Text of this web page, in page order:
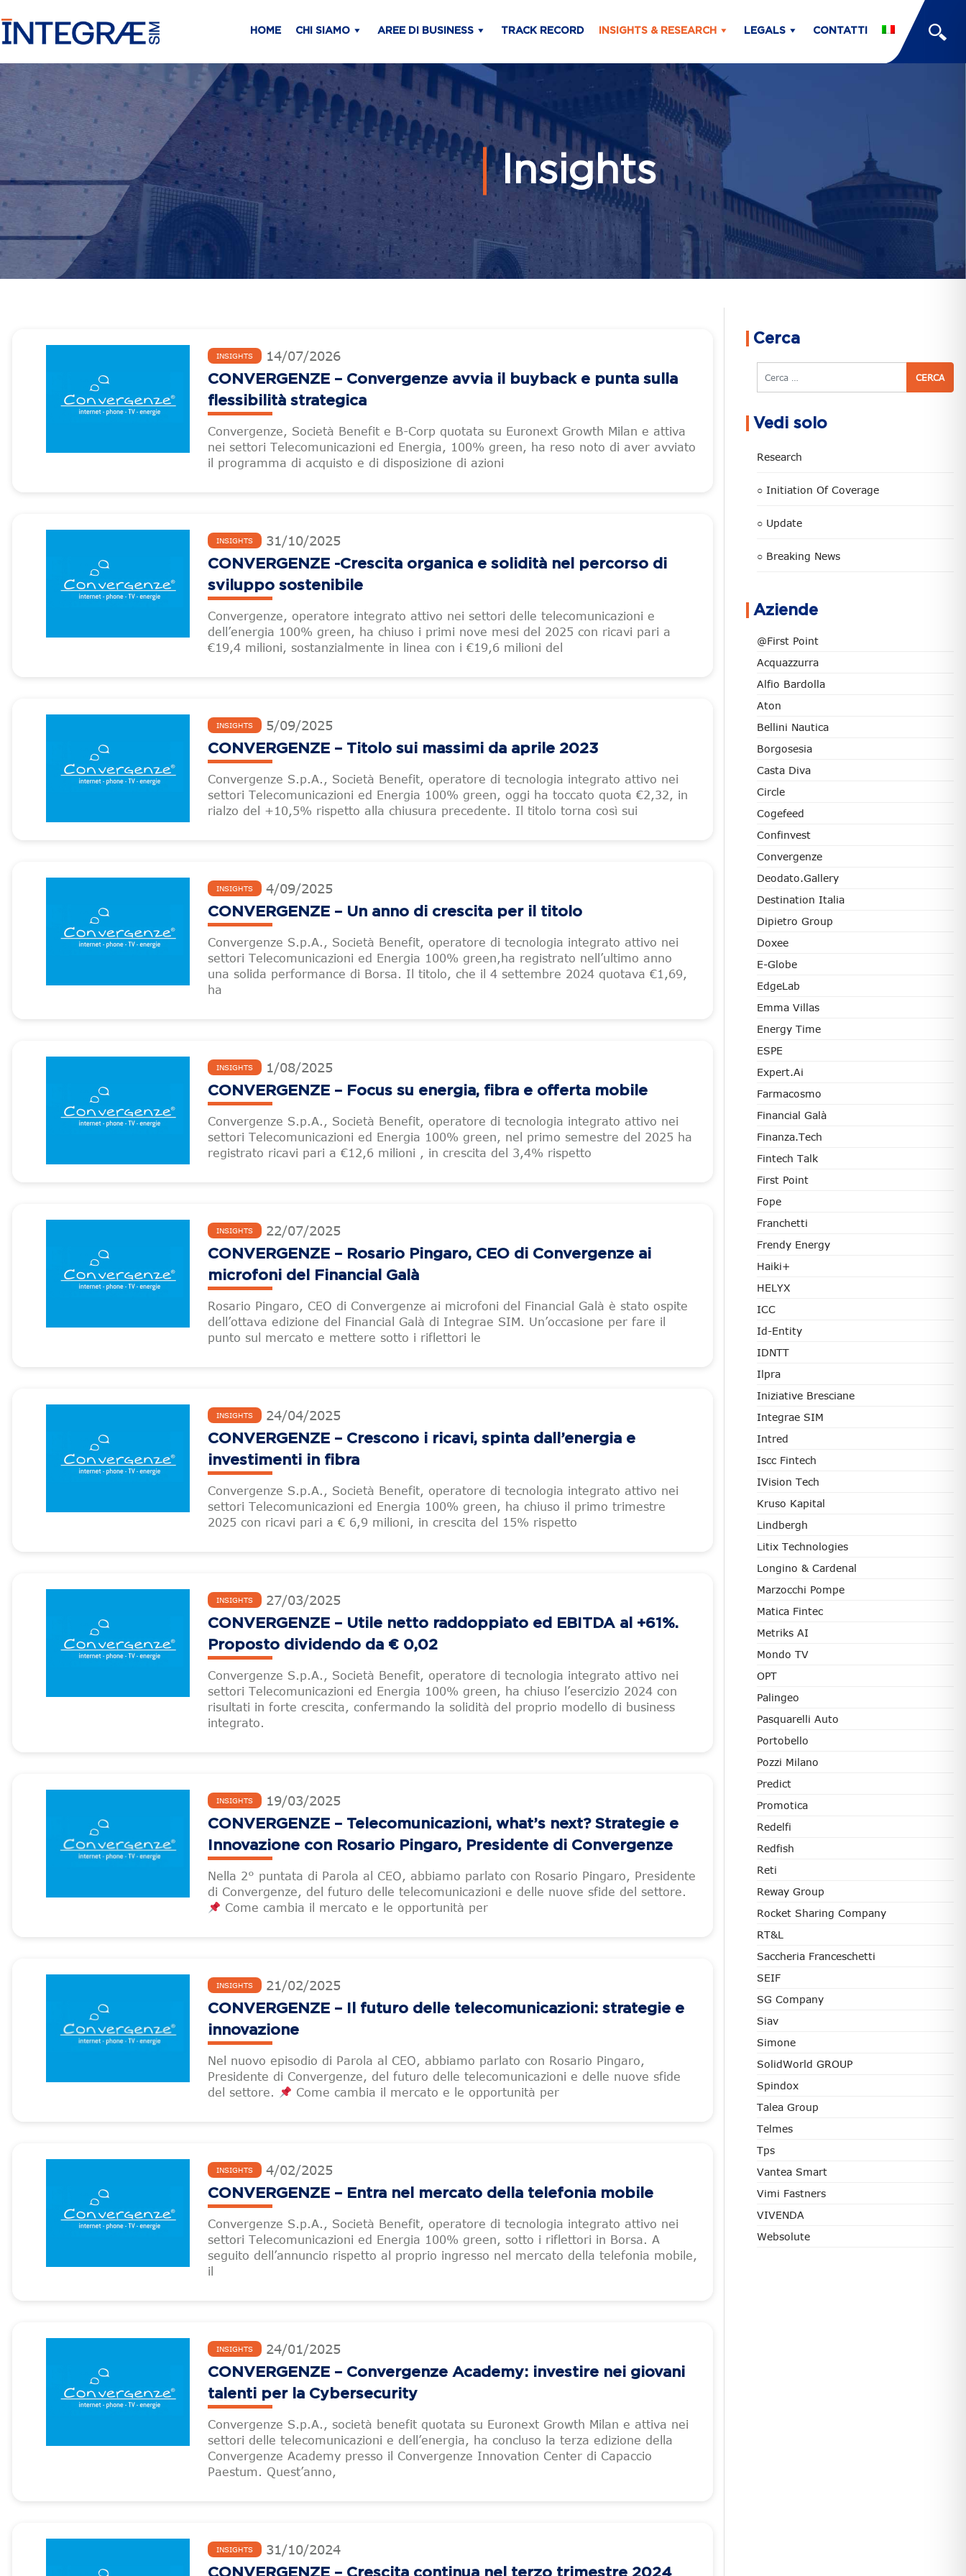
HOME CHI SIAMO AREE DI BUSINESS TRACK RECORD INSIGHTS & RESEARCH LEGALS CONTATTI
Insights
INSIGHTS 14/07/2026
CONVERGENZE – Convergenze avvia il buyback e punta sulla
flessibilità strategica
Convergenze, Società Benefit e B-Corp quotata su Euronext Growth Milan e attiva
nei settori Telecomunicazioni ed Energia, 100% green, ha reso noto di aver avviato
il programma di acquisto e di disposizione di azioni
INSIGHTS 31/10/2025
CONVERGENZE -Crescita organica e solidità nel percorso di
sviluppo sostenibile
Convergenze, operatore integrato attivo nei settori delle telecomunicazioni e
dell’energia 100% green, ha chiuso i primi nove mesi del 2025 con ricavi pari a
€19,4 milioni, sostanzialmente in linea con i €19,6 milioni del
INSIGHTS 5/09/2025
CONVERGENZE – Titolo sui massimi da aprile 2023
Convergenze S.p.A., Società Benefit, operatore di tecnologia integrato attivo nei
settori Telecomunicazioni ed Energia 100% green, oggi ha toccato quota €2,32, in
rialzo del +10,5% rispetto alla chiusura precedente. Il titolo torna così sui
INSIGHTS 4/09/2025
CONVERGENZE – Un anno di crescita per il titolo
Convergenze S.p.A., Società Benefit, operatore di tecnologia integrato attivo nei
settori Telecomunicazioni ed Energia 100% green,ha registrato nell’ultimo anno
una solida performance di Borsa. Il titolo, che il 4 settembre 2024 quotava €1,69,
ha
INSIGHTS 1/08/2025
CONVERGENZE – Focus su energia, fibra e offerta mobile
Convergenze S.p.A., Società Benefit, operatore di tecnologia integrato attivo nei
settori Telecomunicazioni ed Energia 100% green, nel primo semestre del 2025 ha
registrato ricavi pari a €12,6 milioni , in crescita del 3,4% rispetto
INSIGHTS 22/07/2025
CONVERGENZE – Rosario Pingaro, CEO di Convergenze ai
microfoni del Financial Galà
Rosario Pingaro, CEO di Convergenze ai microfoni del Financial Galà è stato ospite
dell’ottava edizione del Financial Galà di Integrae SIM. Un’occasione per fare il
punto sul mercato e mettere sotto i riflettori le
INSIGHTS 24/04/2025
CONVERGENZE – Crescono i ricavi, spinta dall’energia e
investimenti in fibra
Convergenze S.p.A., Società Benefit, operatore di tecnologia integrato attivo nei
settori Telecomunicazioni ed Energia 100% green, ha chiuso il primo trimestre
2025 con ricavi pari a € 6,9 milioni, in crescita del 15% rispetto
INSIGHTS 27/03/2025
CONVERGENZE – Utile netto raddoppiato ed EBITDA al +61%.
Proposto dividendo da € 0,02
Convergenze S.p.A., Società Benefit, operatore di tecnologia integrato attivo nei
settori Telecomunicazioni ed Energia 100% green, ha chiuso l’esercizio 2024 con
risultati in forte crescita, confermando la solidità del proprio modello di business
integrato.
INSIGHTS 19/03/2025
CONVERGENZE – Telecomunicazioni, what’s next? Strategie e
Innovazione con Rosario Pingaro, Presidente di Convergenze
Nella 2° puntata di Parola al CEO, abbiamo parlato con Rosario Pingaro, Presidente
di Convergenze, del futuro delle telecomunicazioni e delle nuove sfide del settore.
Come cambia il mercato e le opportunità per
INSIGHTS 21/02/2025
CONVERGENZE – Il futuro delle telecomunicazioni: strategie e
innovazione
Nel nuovo episodio di Parola al CEO, abbiamo parlato con Rosario Pingaro,
Presidente di Convergenze, del futuro delle telecomunicazioni e delle nuove sfide
del settore.
Come cambia il mercato e le opportunità per
INSIGHTS 4/02/2025
CONVERGENZE – Entra nel mercato della telefonia mobile
Convergenze S.p.A., Società Benefit, operatore di tecnologia integrato attivo nei
settori Telecomunicazioni ed Energia 100% green, sotto i riflettori in Borsa. A
seguito dell’annuncio rispetto al proprio ingresso nel mercato della telefonia mobile,
il
INSIGHTS 24/01/2025
CONVERGENZE – Convergenze Academy: investire nei giovani
talenti per la Cybersecurity
Convergenze S.p.A., società benefit quotata su Euronext Growth Milan e attiva nei
settori delle telecomunicazioni e dell’energia, ha concluso la terza edizione della
Convergenze Academy presso il Convergenze Innovation Center di Capaccio
Paestum. Quest’anno,
INSIGHTS 31/10/2024
CONVERGENZE – Crescita continua nel terzo trimestre 2024
Cerca
Cerca
Vedi solo
Research
○ Initiation Of Coverage
○ Update
○ Breaking News
Aziende
@First Point
Acquazzurra
Alfio Bardolla
Aton
Bellini Nautica
Borgosesia
Casta Diva
Circle
Cogefeed
Confinvest
Convergenze
Deodato.Gallery
Destination Italia
Dipietro Group
Doxee
E-Globe
EdgeLab
Emma Villas
Energy Time
ESPE
Expert.ai
Farmacosmo
Financial Galà
Finanza.tech
Fintech Talk
First Point
Fope
Franchetti
Frendy Energy
Haiki+
HELYX
ICC
Id-Entity
IDNTT
Ilpra
Iniziative Bresciane
Integrae SIM
Intred
Iscc Fintech
IVision Tech
Kruso Kapital
Lindbergh
Litix Technologies
Longino & Cardenal
Marzocchi Pompe
Matica Fintec
Metriks AI
Mondo TV
OPT
Palingeo
Pasquarelli Auto
Portobello
Pozzi Milano
Predict
Promotica
Redelfi
Redfish
Reti
Reway Group
Rocket Sharing Company
RT&L
Saccheria Franceschetti
SEIF
SG Company
Siav
Simone
SolidWorld GROUP
Spindox
Talea Group
Telmes
Tps
Vantea Smart
Vimi Fastners
VIVENDA
Websolute